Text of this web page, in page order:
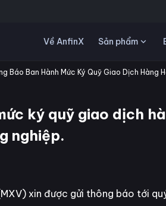
Về AnfinX Sản phẩm
Báo Ban Hành Mức Ký Quỹ Giao Dịch
ký quỹ giao dịch
nghiệp.
xin được gửi thông báo tới